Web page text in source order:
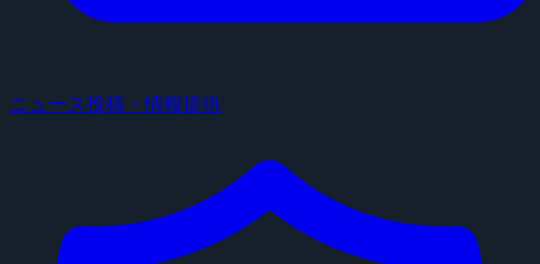
ニュース投稿・情報提供